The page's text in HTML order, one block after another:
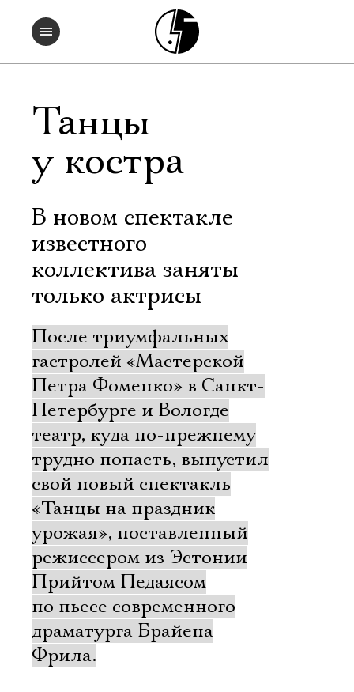
Танцы
у костра
В новом спектакле
известного
коллектива заняты
только актрисы
После триумфальных
гастролей «Мастерской
Петра Фоменко» в Санкт-
Петербурге и Вологде
театр, куда по-прежнему
трудно попасть, выпустил
свой новый спектакль
«Танцы на праздник
урожая», поставленный
режиссером из Эстонии
Прийтом Педаясом
по пьесе современного
драматурга Брайена
Фрила.